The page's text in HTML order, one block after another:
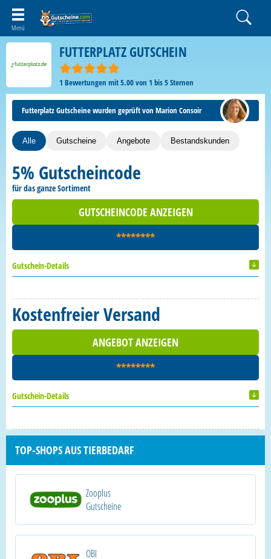
FUTTERPLATZ GUTSCHEIN
1 Bewertungen mit5.00von 1 bis5Sternen
Futterplatz Gutscheine wurden geprüft von Marion Consoir
Alle Gutscheine Angebote Bestandskunden
5% Gutscheincode
für das ganze Sortiment
GUTSCHEINCODE ANZEIGEN
********
Gutschein-Details
Kostenfreier Versand
ANGEBOT ANZEIGEN
********
Gutschein-Details
TOP-SHOPS AUS TIERBEDARF
Zooplus
Gutscheine
OBI